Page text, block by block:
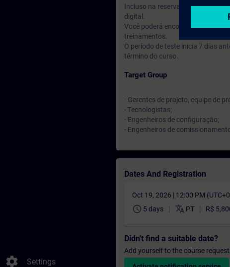
settings Settings
Incluso na reserva do seu curso,
digital.
Você poderá encontrar
treinamentos.
O período de teste inicia 7 dias
término do curso.
Target Group
- Gerentes de projeto, equipe de
- Tecnologistas;
- Engenheiros de configuração;
- Engenheiros de
Dates And Registration
Oct 19, 2026 | 12:00 PM
schedule 5 days translate PT R$
Didn't find a suitable date?
Add yourself to the course